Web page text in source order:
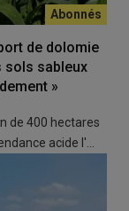
de dolomie
sols sableux
»
de 400 hectares
acide l'…